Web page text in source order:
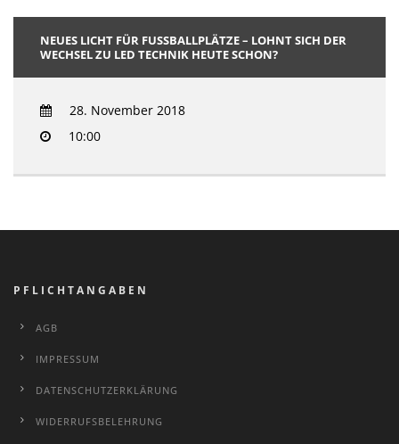
NEUES LICHT FÜR FUSSBALLPLÄTZE – LOHNT SICH DER W
ECHSEL ZU LED TECHNIK HEUTE SCHON?
28. November 2018
10:00
PFLICHTANGABEN
AGB
IMPRESSUM
DATENSCHUTZERKLÄRUNG
WIDERRUFSBELEHRUNG